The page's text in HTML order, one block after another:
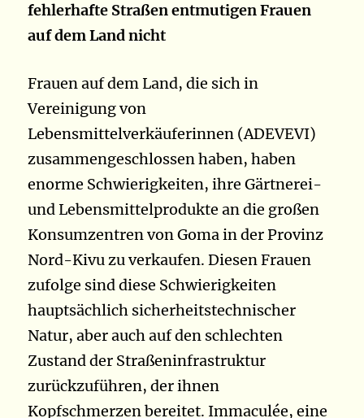
fehlerhafte Straßen entmutigen Frauen
auf dem Land nicht
Frauen auf dem Land, die sich in
Vereinigung von
Lebensmittelverkäuferinnen (ADEVEVI)
zusammengeschlossen haben, haben
enorme Schwierigkeiten, ihre Gärtnerei-
und Lebensmittelprodukte an die großen
Konsumzentren von Goma in der Provinz
Nord-Kivu zu verkaufen. Diesen Frauen
zufolge sind diese Schwierigkeiten
hauptsächlich sicherheitstechnischer
Natur, aber auch auf den schlechten
Zustand der Straßeninfrastruktur
zurückzuführen, der ihnen
Kopfschmerzen bereitet. Immaculée, eine